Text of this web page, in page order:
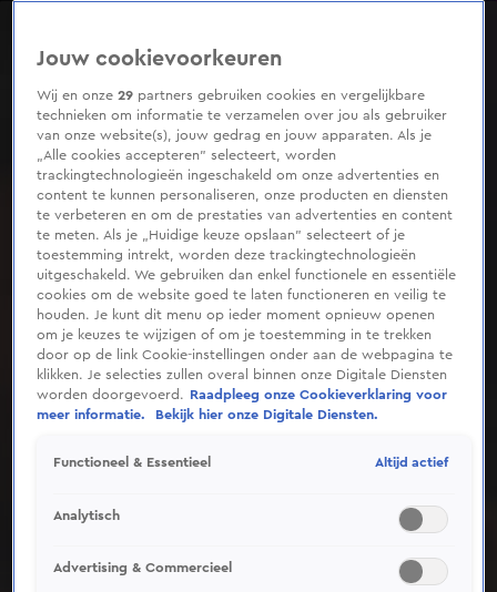
seconds
Deze video is niet beschikbaar op je huidige locatie
Jouw cookievoorkeuren
Wij en onze29 partners gebruiken cookies en vergelijkbare
technieken om informatie te verzamelen over jou als gebruiker
van onze website(s), jouw gedrag en jouw apparaten. Als je
„Alle cookies accepteren” selecteert, worden
trackingtechnologieën ingeschakeld om onze advertenties en
content te kunnen personaliseren, onze producten en diensten
te verbeteren en om de prestaties van advertenties en content
te meten. Als je „Huidige keuze opslaan” selecteert of je
toestemming intrekt, worden deze trackingtechnologieën
uitgeschakeld. We gebruiken dan enkel functionele en essentiële
cookies om de website goed te laten functioneren en veilig te
houden. Je kunt dit menu op ieder moment opnieuw openen
om je keuzes te wijzigen of om je toestemming in te trekken
door op de link Cookie-instellingen onder aan de webpagina te
klikken. Je selecties zullen overal binnen onze Digitale Diensten
worden doorgevoerd.
Raadpleeg onze Cookieverklaring voor
meer informatie.
Bekijk hier onze Digitale Diensten.
Functioneel & Essentieel Altijd actief
Analytisch
Advertising & Commercieel